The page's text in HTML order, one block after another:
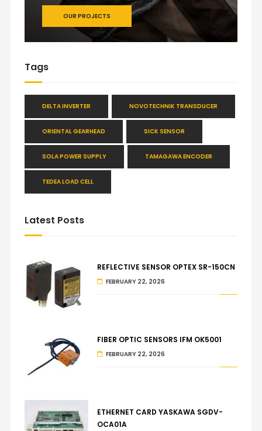
OUR PROJECTS
Tags
DELTA INVERTER NOVOTECHNIK TRANSDUCER
ORIENTAL GEARHEAD SICK SENSOR
SOLA POWER SUPPLY TAMAGAWA ENCODER
TEDEA LOAD CELL
Latest Posts
REFLECTIVE SENSOR OPTEX SR-150CN
FEBRUARY 22, 2026
FIBER OPTIC SENSORS IFM OK5001
FEBRUARY 22, 2026
ETHERNET CARD YASKAWA SGDV-
OCA01A